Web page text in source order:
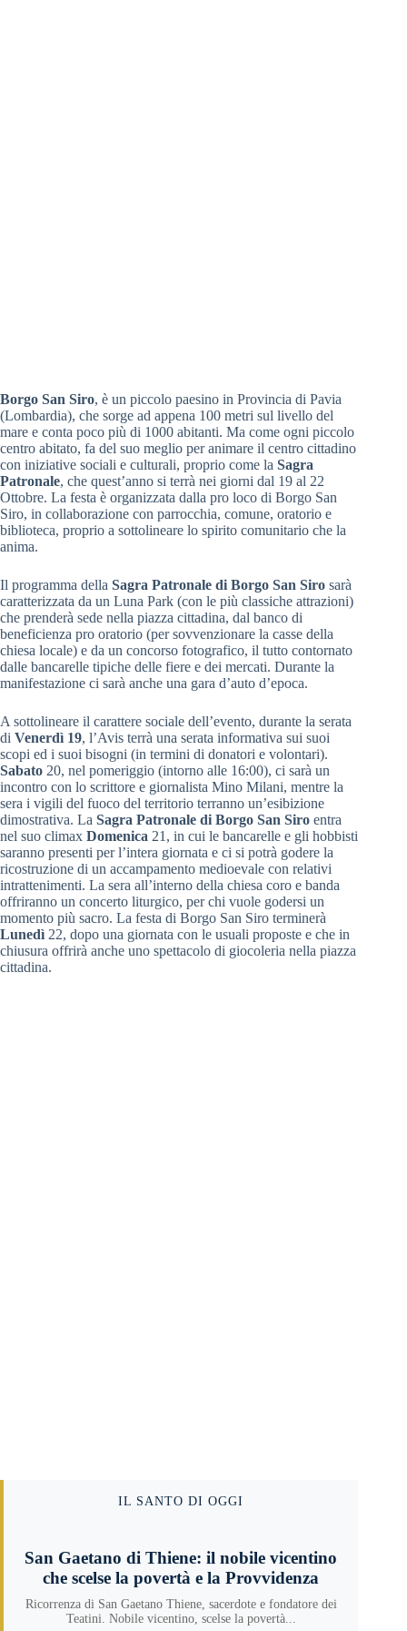
Borgo San Siro, è un piccolo paesino in Provincia di Pavia
(Lombardia), che sorge ad appena 100 metri sul livello del
mare e conta poco più di 1000 abitanti. Ma come ogni piccolo
centro abitato, fa del suo meglio per animare il centro cittadino
con iniziative sociali e culturali, proprio come la Sagra
Patronale, che quest’anno si terrà nei giorni dal 19 al 22
Ottobre. La festa è organizzata dalla pro loco di Borgo San
Siro, in collaborazione con parrocchia, comune, oratorio e
biblioteca, proprio a sottolineare lo spirito comunitario che la
anima.
Il programma della Sagra Patronale di Borgo San Siro sarà
caratterizzata da un Luna Park (con le più classiche attrazioni)
che prenderà sede nella piazza cittadina, dal banco di
beneficienza pro oratorio (per sovvenzionare la casse della
chiesa locale) e da un concorso fotografico, il tutto contornato
dalle bancarelle tipiche delle fiere e dei mercati. Durante la
manifestazione ci sarà anche una gara d’auto d’epoca.
A sottolineare il carattere sociale dell’evento, durante la serata
di Venerdì 19, l’Avis terrà una serata informativa sui suoi
scopi ed i suoi bisogni (in termini di donatori e volontari).
Sabato 20, nel pomeriggio (intorno alle 16:00), ci sarà un
incontro con lo scrittore e giornalista Mino Milani, mentre la
sera i vigili del fuoco del territorio terranno un’esibizione
dimostrativa. La Sagra Patronale di Borgo San Siro entra
nel suo climax Domenica 21, in cui le bancarelle e gli hobbisti
saranno presenti per l’intera giornata e ci si potrà godere la
ricostruzione di un accampamento medioevale con relativi
intrattenimenti. La sera all’interno della chiesa coro e banda
offriranno un concerto liturgico, per chi vuole godersi un
momento più sacro. La festa di Borgo San Siro terminerà
Lunedì 22, dopo una giornata con le usuali proposte e che in
chiusura offrirà anche uno spettacolo di giocoleria nella piazza
cittadina.
IL SANTO DI OGGI
San Gaetano di Thiene: il nobile vicentino
che scelse la povertà e la Provvidenza
Ricorrenza di San Gaetano Thiene, sacerdote e fondatore dei
Teatini. Nobile vicentino, scelse la povertà...